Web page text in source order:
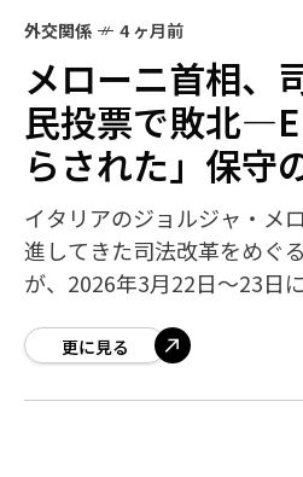
外交関係 4 ヶ月前
メローニ首相、
民投票で敗北
らされた」保守
イタリアのジョルジャ・メ
進してきた司法改革をめぐ
が、2026年3月22日～23日
り、改正案は否決されました
更に見る